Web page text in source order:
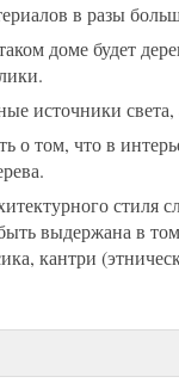
в разы
доме будет
источники
о том, что в
стиля
выдержана в
кантри